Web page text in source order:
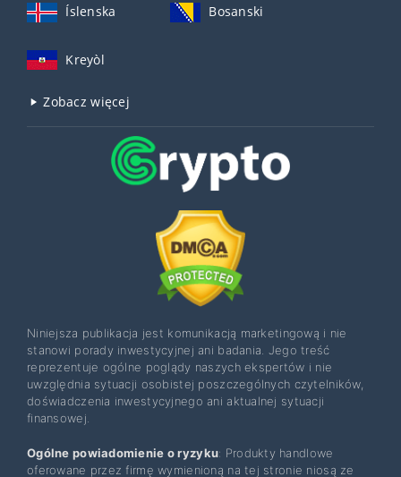
Íslenska Bosanski
Kreyòl
Zobacz więcej
Niniejsza publikacja jest komunikacją marketingową i nie
stanowi porady inwestycyjnej ani badania. Jego treść
reprezentuje ogólne poglądy naszych ekspertów i nie
uwzględnia sytuacji osobistej poszczególnych czytelników,
doświadczenia inwestycyjnego ani aktualnej sytuacji
finansowej.
Ogólne powiadomienie o ryzyku: Produkty handlowe
oferowane przez firmę wymienioną na tej stronie niosą ze